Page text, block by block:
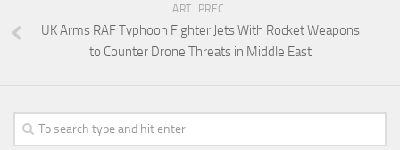
ART. PREC.
UK Arms RAF Typhoon Fighter Jets With Rocket Weapons
to Counter Drone Threats in Middle East